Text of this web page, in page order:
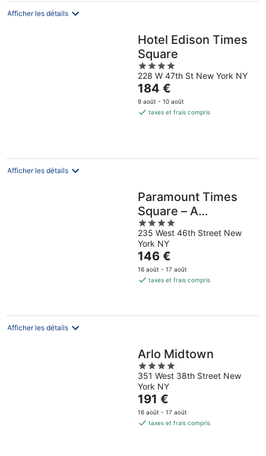
Afficher les détails
Hotel Edison Times
Square
4
out
of
5
228 W 47th St New York NY
Le
prix
est
nuit
184 €
9 août - 10 août
taxes et frais compris
Afficher les détails
Paramount Times
Square – A
Generator Hotel
4
out
of
5
235 West 46th Street New
York NY
Le
prix
est
par
146 €
16 août - 17 août
taxes et frais compris
Afficher les détails
Arlo Midtown
4
out
of
5
351 West 38th Street New
York NY
Le
prix
est
191 €
16 août - 17 août
taxes et frais compris